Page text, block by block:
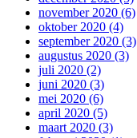
november 2020 (6)
oktober 2020 (4)
september 2020 (3)
augustus 2020 (3)
juli 2020 (2)
juni 2020 (3)
mei 2020 (6)
april 2020 (5)
maart 2020 (3)